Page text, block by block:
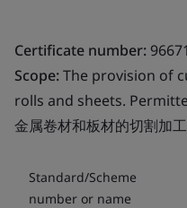
Certificate number:
Scope:The provision of
rolls and sheets.
金属卷材和板材的切割加
Standard/Scheme
number or name